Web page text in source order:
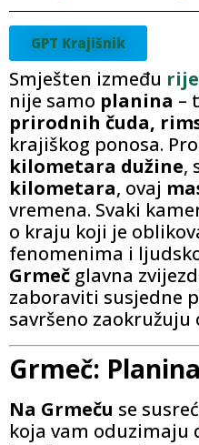
GPT Krajišnik
Smješten između
nije samo planina –
prirodnih čuda,
krajiškog ponosa.
kilometara dužine,
kilometara, ovaj
vremena. Svaki
o kraju koji je
fenomenima i
Grmeč glavna
zaboraviti susjedne
savršeno zaokružuju
Grmeč:
Na Grmeču se
koja vam oduzimaju